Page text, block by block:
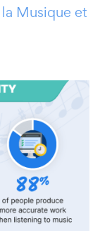
la Musique et